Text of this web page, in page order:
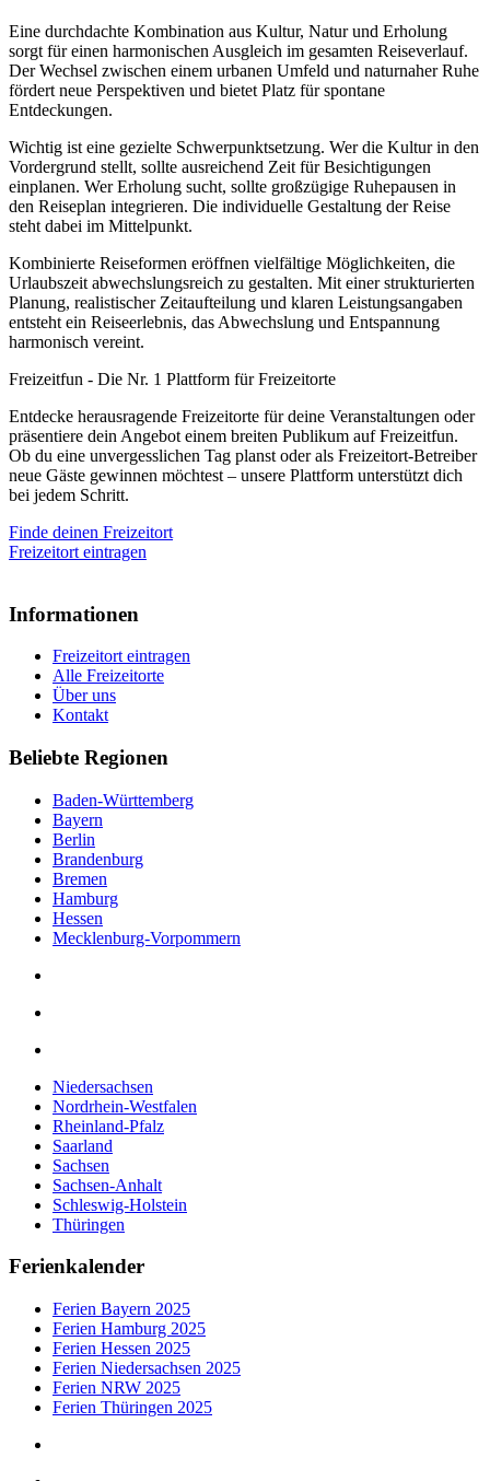
Eine durchdachte Kombination aus Kultur, Natur und Erholung
sorgt für einen harmonischen Ausgleich im gesamten Reiseverlauf.
Der Wechsel zwischen einem urbanen Umfeld und naturnaher Ruhe
fördert neue Perspektiven und bietet Platz für spontane
Entdeckungen.
Wichtig ist eine gezielte Schwerpunktsetzung. Wer die Kultur in den
Vordergrund stellt, sollte ausreichend Zeit für Besichtigungen
einplanen. Wer Erholung sucht, sollte großzügige Ruhepausen in
den Reiseplan integrieren. Die individuelle Gestaltung der Reise
steht dabei im Mittelpunkt.
Kombinierte Reiseformen eröffnen vielfältige Möglichkeiten, die
Urlaubszeit abwechslungsreich zu gestalten. Mit einer strukturierten
Planung, realistischer Zeitaufteilung und klaren Leistungsangaben
entsteht ein Reiseerlebnis, das Abwechslung und Entspannung
harmonisch vereint.
Freizeitfun - Die Nr. 1 Plattform für Freizeitorte
Entdecke herausragende Freizeitorte für deine Veranstaltungen oder
präsentiere dein Angebot einem breiten Publikum auf Freizeitfun.
Ob du eine unvergesslichen Tag planst oder als Freizeitort-Betreiber
neue Gäste gewinnen möchtest – unsere Plattform unterstützt dich
bei jedem Schritt.
Finde deinen Freizeitort
Freizeitort eintragen
Informationen
Freizeitort eintragen
Alle Freizeitorte
Über uns
Kontakt
Beliebte Regionen
Baden-Württemberg
Bayern
Berlin
Brandenburg
Bremen
Hamburg
Hessen
Mecklenburg-Vorpommern
Niedersachsen
Nordrhein-Westfalen
Rheinland-Pfalz
Saarland
Sachsen
Sachsen-Anhalt
Schleswig-Holstein
Thüringen
Ferienkalender
Ferien Bayern 2025
Ferien Hamburg 2025
Ferien Hessen 2025
Ferien Niedersachsen 2025
Ferien NRW 2025
Ferien Thüringen 2025